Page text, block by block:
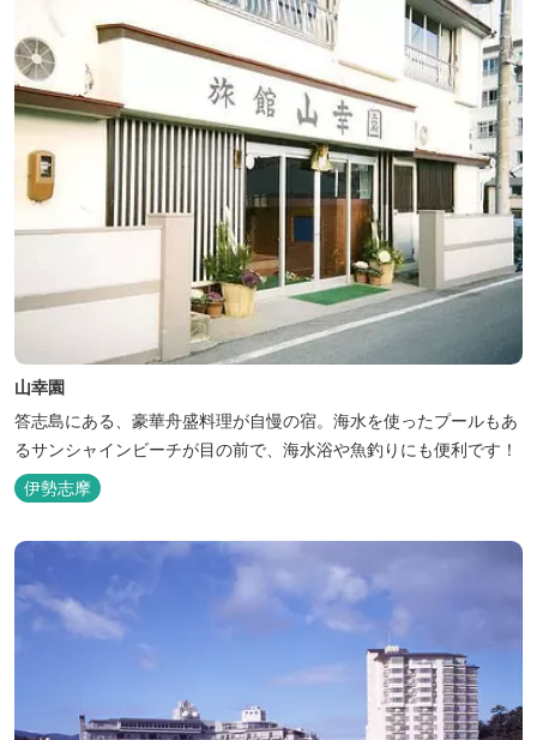
山幸園
答志島にある、豪華舟盛料理が自慢の宿。海水を使ったプールもあ
るサンシャインビーチが目の前で、海水浴や魚釣りにも便利です！
伊勢志摩